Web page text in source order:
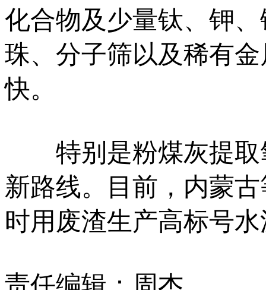
化合物及少量钛、钾
珠、分子筛以及稀有
快。
特别是粉煤灰提取
新路线。目前，内蒙
时用废渣生产高标号